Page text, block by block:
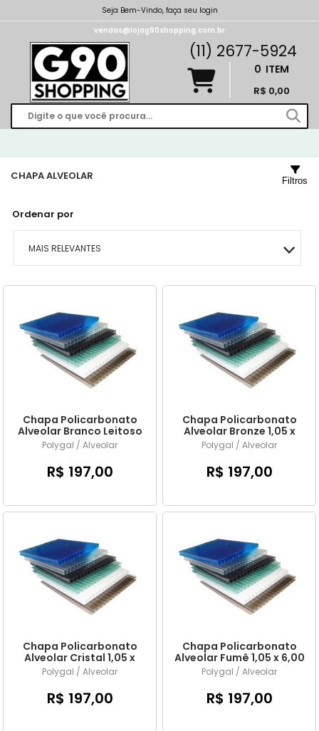
Seja Bem-Vindo, faça seu login
vendas@lojag90shopping.com.br
(11) 2677-5924
0 ITEM
R$ 0,00
CHAPA ALVEOLAR
Ordenar por
MAIS RELEVANTES
MAIS VENDIDOS
MENOR PREÇO
MAIOR PREÇO
Filtros
Chapa Policarbonato
Alveolar Branco Leitoso
1,05 x 6,00 mts x 4mm
Polygal / Alveolar
R$ 197,00
Chapa Policarbonato
Alveolar Bronze 1,05 x
6,00 mts x 4mm
Polygal / Alveolar
R$ 197,00
Chapa Policarbonato
Alveolar Cristal 1,05 x
6,00 mts x 4mm
Polygal / Alveolar
R$ 197,00
Chapa Policarbonato
Alveolar Fumê 1,05 x 6,00
mts x 4mm
Polygal / Alveolar
R$ 197,00